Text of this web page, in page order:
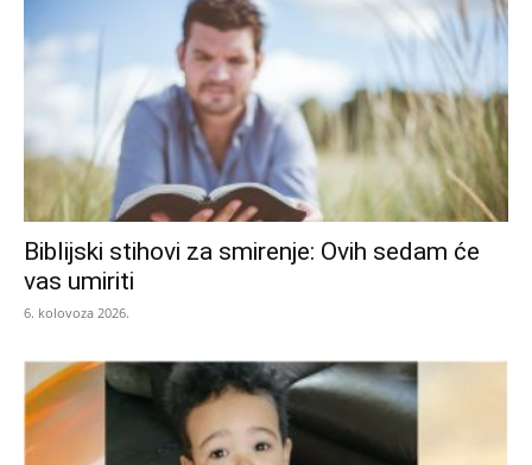
Biblijski stihovi za smirenje: Ovih sedam će
vas umiriti
6. kolovoza 2026.